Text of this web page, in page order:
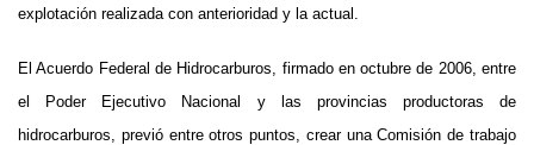
explotación realizada con anterioridad y la actual.
El Acuerdo Federal de Hidrocarburos, firmado en octubre de 2006, entre
el Poder Ejecutivo Nacional y las provincias productoras de
hidrocarburos, previó entre otros puntos, crear una Comisión de trabajo